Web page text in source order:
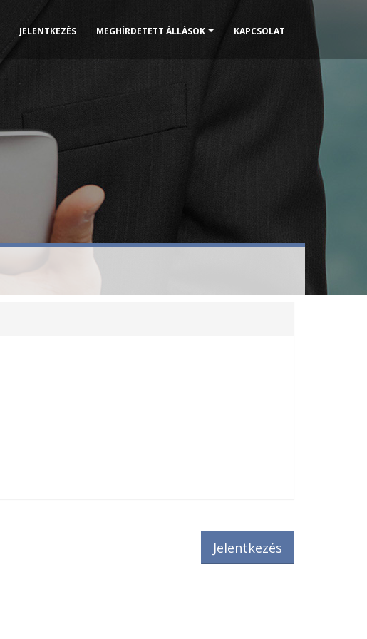
JELENTKEZÉS MEGHÍRDETETT ÁLLÁSOK KAPCSOLAT